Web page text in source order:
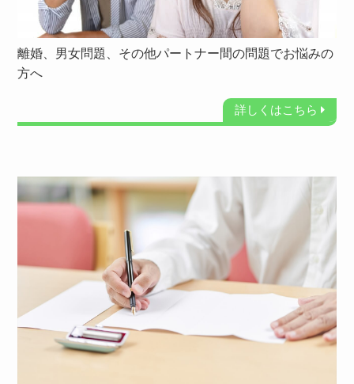
離婚、男女問題、その他パートナー間の問題でお悩みの
方へ
詳しくはこちら